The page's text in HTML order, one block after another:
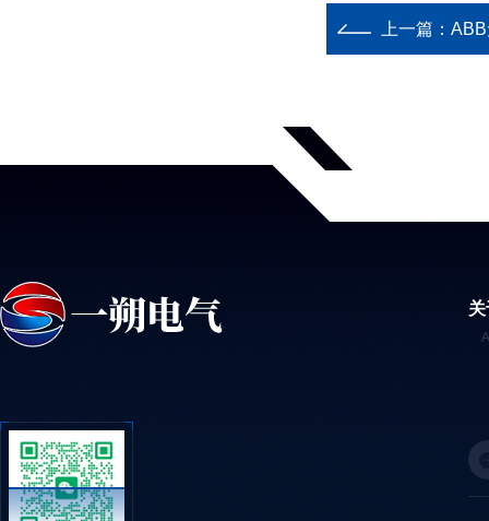
上一篇：